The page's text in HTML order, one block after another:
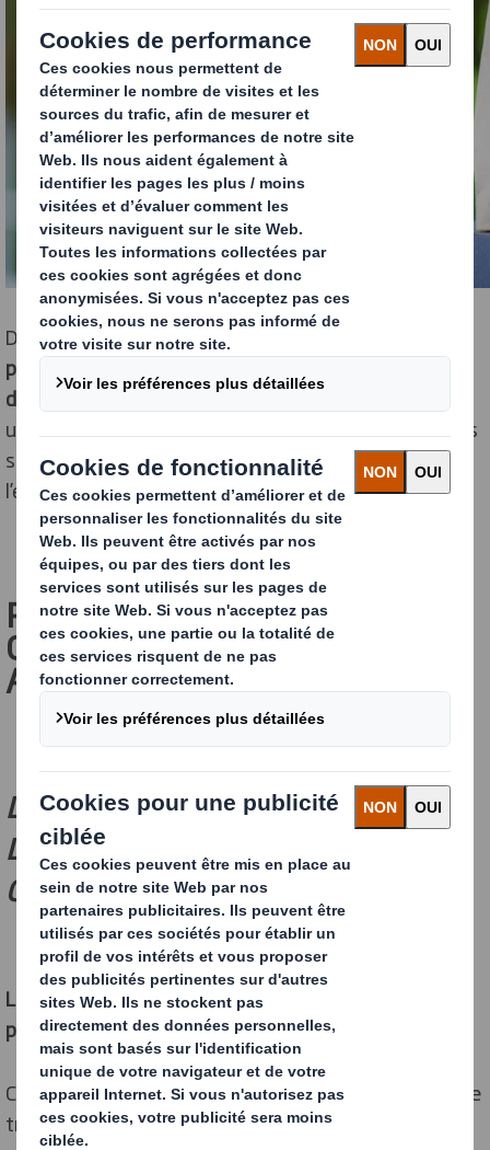
Dans cet article, nous vous proposons un focus sur
problématiques typiques du secteur de l’alimentaire
des supermarchés(emballage alimentaire jetable, à
usage unique…). Nous vous présentons également des
solutions pour répondre à ces enjeux et réduire
l’empreinte carbone de vos emballages.
POURQUOI RÉDUIRE LE
GASPILLAGE DE L’EMBALLAGE
ALIMENTAIRE ?
LES IMPACTS SUR
L’ENVIRONNEMENT : L’EMPREINTE
CARBONE
Le secteur de l’alimentation représente une source de
pollution importante.
Contrairement aux croyances populaires, ce n’est pas le
transport qui pollue le plus, même si son impact est